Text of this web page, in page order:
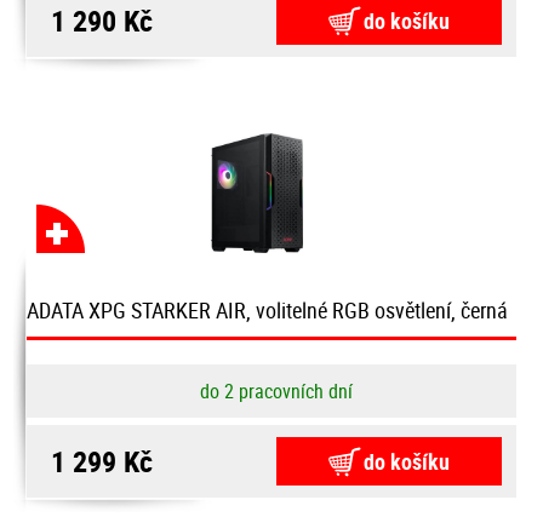
1 290 Kč do košíku
ADATA XPG STARKER AIR, volitelné RGB osvětlení, černá
do 2 pracovních dní
1 299 Kč do košíku